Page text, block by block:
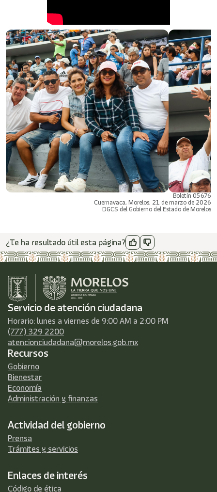
Boletín 05676
Cuernavaca, Morelos; 21 de marzo de 2026
DGCS del Gobierno del Estado de Morelos
¿Te ha resultado útil esta página?
Servicio de atención ciudadana
Horario: lunes a viernes de 9:00 AM a 2:00 PM
(777) 329 2200
atencionciudadana@morelos.gob.mx
Recursos
Gobierno
Bienestar
Economía
Administración y finanzas
Actividad del gobierno
Prensa
Trámites y servicios
Enlaces de interés
Código de ética